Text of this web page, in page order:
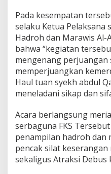
Pada kesempatan
selaku Ketua Pelaksana
Hadroh dan Marawis Al-
bahwa “kegiatan
mengenang perjuangan
memperjuangkan
Haul tuan syekh abdul
meneladani sikap dan
Acara berlangsung
serbaguna FKS
penampilan hadroh dan
pencak silat
sekaligus Atraksi Debus